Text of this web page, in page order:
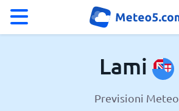
Lami
Previsioni Meteo